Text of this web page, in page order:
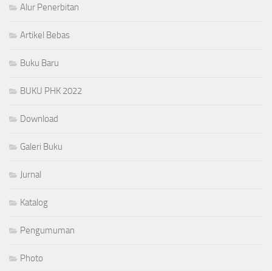
Alur Penerbitan
Artikel Bebas
Buku Baru
BUKU PHK 2022
Download
Galeri Buku
Jurnal
Katalog
Pengumuman
Photo